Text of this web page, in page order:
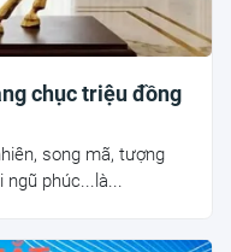
chục triệu đồng
song mã, tượng
ngũ phúc...là...